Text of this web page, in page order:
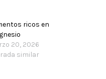
ricos en
20, 2026
similar